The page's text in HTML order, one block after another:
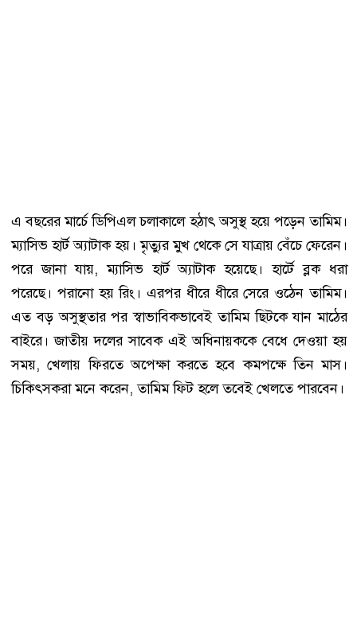
এ বছরের মার্চে ডিপিএল চলাকালে হঠাৎ অসুস্থ হয়ে পড়েন তামিম।
ম্যাসিভ হার্ট অ্যাটাক হয়। মৃত্যুর মুখ থেকে সে যাত্রায় বেঁচে ফেরেন।
পরে জানা যায়, ম্যাসিভ হার্ট অ্যাটাক হয়েছে। হার্টে ব্লক ধরা
পরেছে। পরানো হয় রিং। এরপর ধীরে ধীরে সেরে ওঠেন তামিম।
এত বড় অসুস্থতার পর স্বাভাবিকভাবেই তামিম ছিটকে যান মাঠের
বাইরে। জাতীয় দলের সাবেক এই অধিনায়ককে বেধে দেওয়া হয়
সময়, খেলায় ফিরতে অপেক্ষা করতে হবে কমপক্ষে তিন মাস।
চিকিৎসকরা মনে করেন, তামিম ফিট হলে তবেই খেলতে পারবেন।